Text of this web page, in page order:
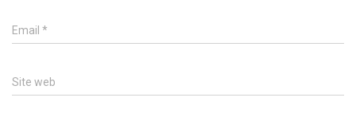
Email *
Site web